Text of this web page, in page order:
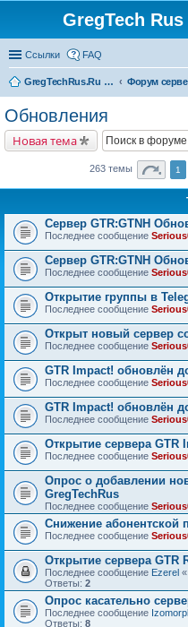
GregTech
Ссылки FAQ
GregTechRus.Ru - На главную
Обновления
Новая тема
263 темы 1
Сервер GTR:GTNH
Последнее сообщение
Сервер GTR:GTNH
Последнее сообщение
Открытие группы в
Последнее сообщение
Открыт новый сервер
Последнее сообщение
GTR Impact! обновлён
Последнее сообщение
GTR Impact! обновлён
Последнее сообщение
Открытие сервера GTR
Последнее сообщение
Опрос о добавлении
GregTechRus
Последнее сообщение
Снижение абонентской
Последнее сообщение
Открытие сервера GTR
Последнее сообщение Ezerel «
Ответы: 2
Опрос касательно
Последнее сообщение
Ответы: 8